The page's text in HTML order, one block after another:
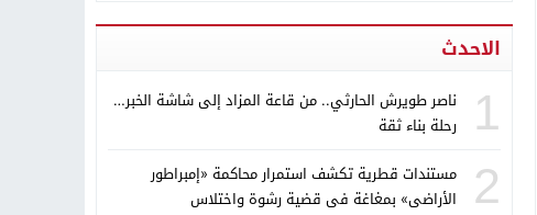
الاحدث
1
ناصر طويرش الحارثي.. من قاعة المزاد إلى شاشة الخبر…
رحلة بناء ثقة
2
مستندات قطرية تكشف استمرار محاكمة «إمبراطور
الأراضى» بمغاغة فى قضية رشوة واختلاس